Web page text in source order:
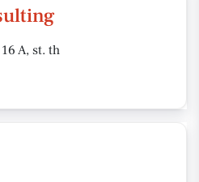
A, st. th